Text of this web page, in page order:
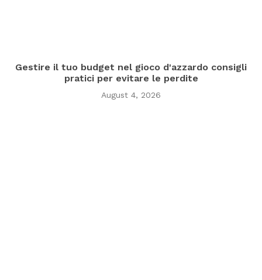
Gestire il tuo budget nel gioco d'azzardo consigli
pratici per evitare le perdite
August 4, 2026